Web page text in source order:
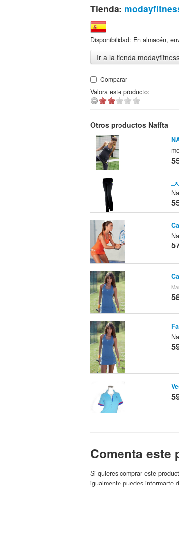
Tienda:
Disponibilidad: En almacén,
Ir a la tienda
Comparar
Valora este producto:
Otros productos Naffta
Comenta este
Si quieres comprar este
igualmente puedes informarte